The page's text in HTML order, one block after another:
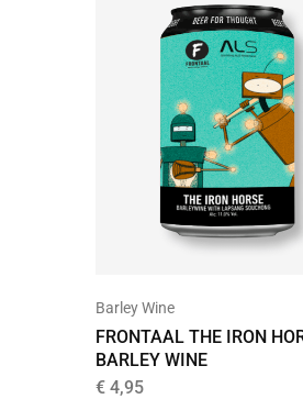
Barley Wine
FRONTAAL THE IRON
BARLEY WINE
€ 4,95